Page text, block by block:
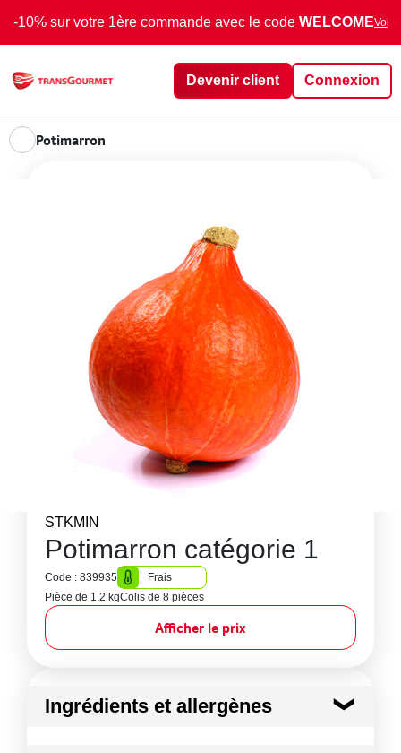
-10% sur votre 1ère commande avec le code WELCOMEVoir
Devenir client Connexion
Potimarron
STKMIN
Potimarron catégorie 1
Code : 839935
Frais
Pièce de 1.2 kgColis de 8 pièces
Afficher le prix
Ingrédients et allergènes